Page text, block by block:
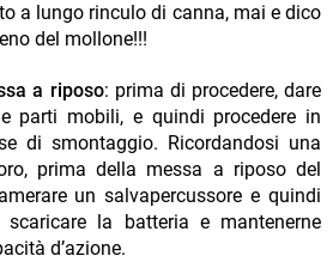
a lungo rinculo di canna, mai e dico
del mollone!!!
a riposo: prima di procedere, dare
parti mobili, e quindi procedere in
di smontaggio. Ricordandosi una
prima della messa a riposo del
un salvapercussore e quindi
la batteria e mantenerne
d’azione.